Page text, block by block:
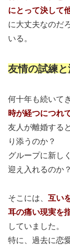
にとって決して
に大丈夫なのだ
いる。
友情の試練と
何十年も続いて
時が経つにつれ
友人が離婚する
り添うのか？
グループに新し
迎え入れるのか？
そこには、 互い
耳の痛い現実を
していました。
特に、過去に恋